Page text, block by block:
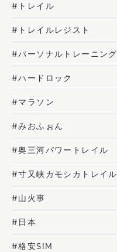
#トレイル
#トレイルレジスト
#パーソナルトレーニング
#ハードロック
#マラソン
#みおふぉん
#奥三河パワートレイル
#寸又峡カモシカトレイル
#山火事
#日本
#格安SIM